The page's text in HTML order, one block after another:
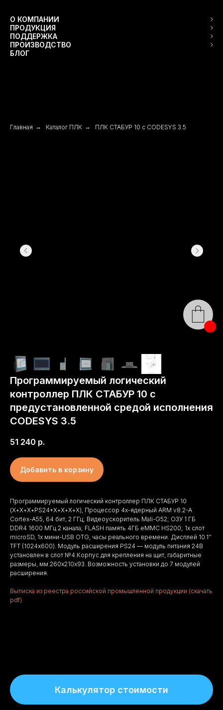
О КОМПАНИИ
ПРОДУКЦИЯ
ПОДДЕРЖКА
ПРОИЗВОДСТВО
БЛОГ
Главная → Каталог ПЛК → ПЛК СТАБУР 10 c CODESYS 3.5
Программируемый логический
контроллер ПЛК СТАБУР 10 с
предустановленной средой исполнения
CODESYS 3.5
51 240 р.
Добавить в корзину
Программируемый логический контроллер ПЛК СТАБУР 10
(Х+Х+Х+PS24+Х+Х+Х+Х), Процессор 4х-ядерный ARM v8.2-A
Cortex-A55, 64 бит, 2 ГГц; Видеоускоритель Mali-G52; ОЗУ 1 ГБ
DDR4 1600 МГц 2 канала; FLASH память 4ГБ eMMC HS200; 1x слот
microSD, 1x мини-USB OTG, часы реального времени. Дисплей 10.1''
TFT (1024х600). Модуль расширения PS24 — модуль питания 24В
установлен в слот №4.Корпус для крепления на щит, габаритные
размеры, мм 260х210х93. Возможность установки до 7 модулей
расширения.
Выписка из реестра российской промышленной продукции (скачать
pdf)
Калькулятор стоимости